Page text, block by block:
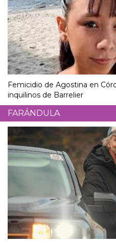
Femicidio de Agostina en
inquilinos de Barrelier
FARÁNDULA